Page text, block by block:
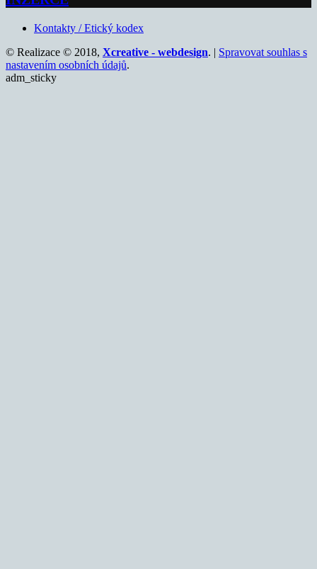
Kontakty / Etický kodex
© Realizace © 2018, Xcreative - webdesign. | Spravovat souhlas s
nastavením osobních údajů.
adm_sticky